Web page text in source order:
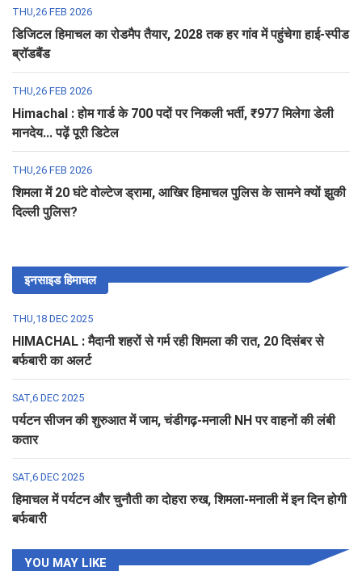
THU,26 FEB 2026
डिजिटल हिमाचल का रोडमैप तैयार, 2028 तक हर गांव में पहुंचेगा हाई-स्पीड
ब्रॉडबैंड
THU,26 FEB 2026
Himachal : होम गार्ड के 700 पदों पर निकली भर्ती, ₹977 मिलेगा डेली
मानदेय... पढ़ें पूरी डिटेल
THU,26 FEB 2026
शिमला में 20 घंटे वोल्टेज ड्रामा, आखिर हिमाचल पुलिस के सामने क्यों झुकी
दिल्ली पुलिस?
इनसाइड हिमाचल
THU,18 DEC 2025
HIMACHAL : मैदानी शहरों से गर्म रही शिमला की रात, 20 दिसंबर से
बर्फबारी का अलर्ट
SAT,6 DEC 2025
पर्यटन सीजन की शुरुआत में जाम, चंडीगढ़-मनाली NH पर वाहनों की लंबी
कतार
SAT,6 DEC 2025
हिमाचल में पर्यटन और चुनौती का दोहरा रुख, शिमला-मनाली में इन दिन होगी
बर्फबारी
YOU MAY LIKE